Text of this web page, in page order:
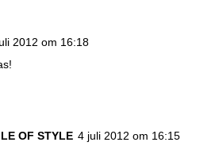
2012 om 16:18
OF STYLE 4 juli 2012 om 16:15